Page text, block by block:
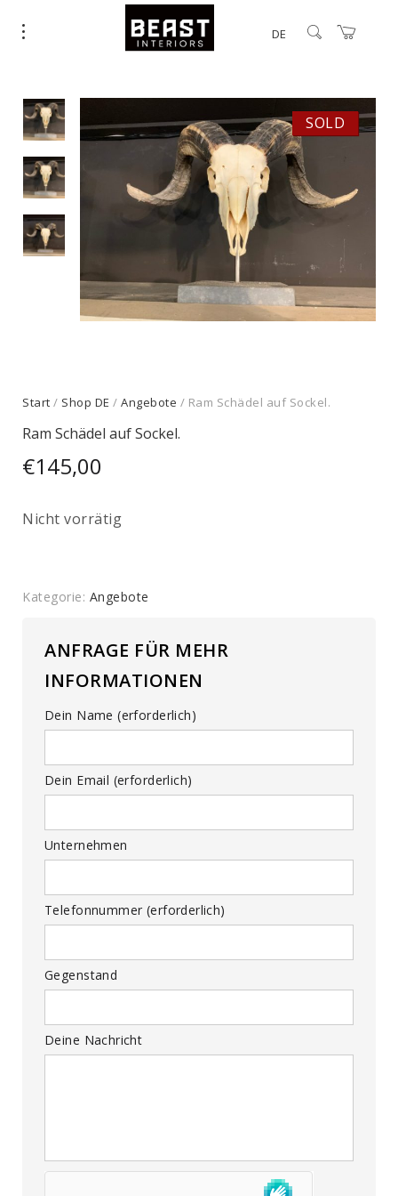
DE
SOLD
Start / Shop DE / Angebote / Ram Schädel auf Sockel.
Ram Schädel auf Sockel.
€145,00
Nicht vorrätig
Kategorie: Angebote
ANFRAGE FÜR MEHR
INFORMATIONEN
Dein Name (erforderlich)
Dein Email (erforderlich)
Unternehmen
Telefonnummer (erforderlich)
Gegenstand
Deine Nachricht